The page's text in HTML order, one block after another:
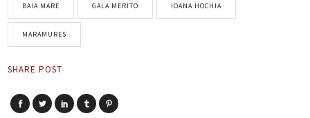
BAIA MARE GALA MERITO IOANA HOCHIA
MARAMURES
SHARE POST